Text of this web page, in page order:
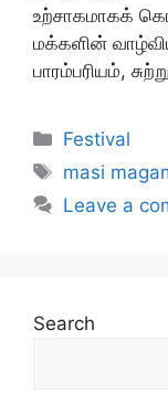
உற்சாகமாகக்
மக்களின்
பாரம்பரியம்,
Categories
Festival
Tags
masi
Leave a
Search